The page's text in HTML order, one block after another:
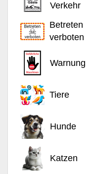
Verkehr
Betreten
verboten
Warnung
Tiere
Hunde
Katzen